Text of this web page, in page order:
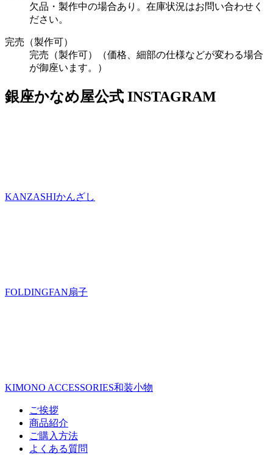
欠品・製作中の場合あり。在庫状況はお問い合わせく
ださい。
完売（製作可）
完売（製作可）（価格、細部の仕様などが変わる場合
が御座います。）
銀座かなめ屋公式 INSTAGRAM
KANZASHIかんざし
FOLDINGFAN扇子
KIMONO ACCESSORIES和装小物
ご挨拶
商品紹介
ご購入方法
よくある質問